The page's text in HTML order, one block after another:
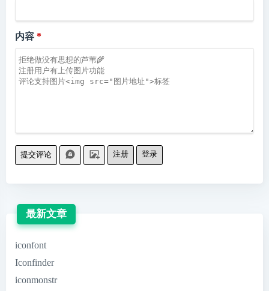
内容
提交评论 注册 登录
最新文章
iconfont
Iconfinder
iconmonstr